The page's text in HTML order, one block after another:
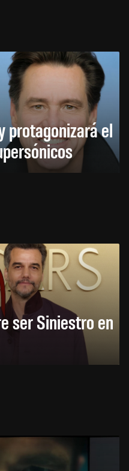
protagonizará el
ser Siniestro en